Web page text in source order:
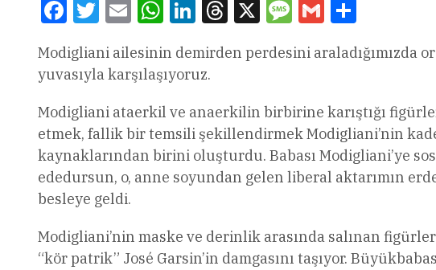
FacebookTwitterEmail WhatsAppLinkedInThreads
X Message
Gmail
Modigliani ailesinin demirden perdesini araladığımızda
yuvasıyla karşılaşıyoruz.
Modigliani ataerkil ve anaerkilin birbirine karıştığı
etmek, fallik bir temsili şekillendirmek Modigliani’nin
kaynaklarından birini oluşturdu. Babası Modigliani’ye
ededursun, o, anne soyundan gelen liberal aktarımın
besleye geldi.
Modigliani’nin maske ve derinlik arasında salınan
“kör patrik” José Garsin’in damgasını taşıyor.